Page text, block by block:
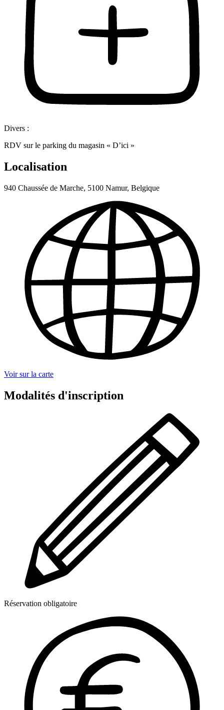
Divers :
RDV sur le parking du magasin « D’ici »
Localisation
940 Chaussée de Marche, 5100 Namur, Belgique
Voir sur la carte
Modalités d'inscription
Réservation obligatoire